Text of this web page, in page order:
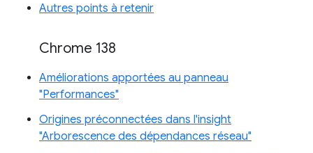
Autres points à retenir
Chrome 138
Améliorations apportées au panneau
"Performances"
Origines préconnectées dans l'insight
"Arborescence des dépendances réseau"